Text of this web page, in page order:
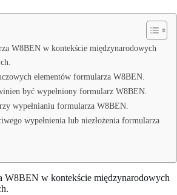
W8BEN w kontekście międzynarodowych
elementów formularza W8BEN.
być wypełniony formularz W8BEN.
wypełnianiu formularza W8BEN.
wypełnienia lub niezłożenia formularza
W8BEN w kontekście międzynarodowych